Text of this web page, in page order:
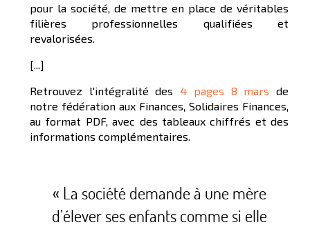
pour la société, de mettre en place de véritables
filières professionnelles qualifiées et
revalorisées.
[...]
Retrouvez l'intégralité des 4 pages 8 mars de
notre fédération aux Finances, Solidaires Finances,
au format PDF, avec des tableaux chiffrés et des
informations complémentaires.
« La société demande à une mère
d’élever ses enfants comme si elle